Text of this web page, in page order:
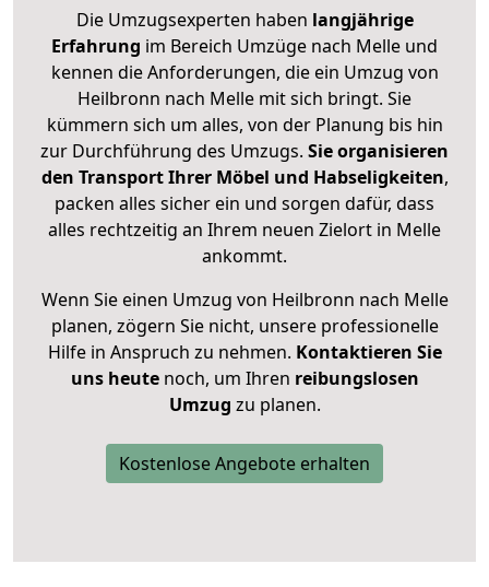
Die Umzugsexperten haben langjährige
Erfahrung im Bereich Umzüge nach Melle und
kennen die Anforderungen, die ein Umzug von
Heilbronn nach Melle mit sich bringt. Sie
kümmern sich um alles, von der Planung bis hin
zur Durchführung des Umzugs. Sie organisieren
den Transport Ihrer Möbel und Habseligkeiten,
packen alles sicher ein und sorgen dafür, dass
alles rechtzeitig an Ihrem neuen Zielort in Melle
ankommt.
Wenn Sie einen Umzug von Heilbronn nach Melle
planen, zögern Sie nicht, unsere professionelle
Hilfe in Anspruch zu nehmen. Kontaktieren Sie
uns heutenoch, um Ihren reibungslosen
Umzug zu planen.
Kostenlose Angebote erhalten